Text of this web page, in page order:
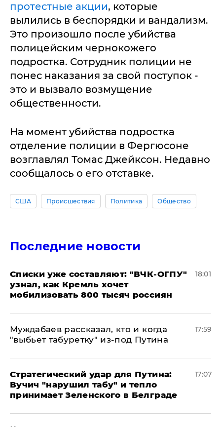
протестные акции, которые
вылились в беспорядки и вандализм.
Это произошло после убийства
полицейским чернокожего
подростка. Сотрудник полиции не
понес наказания за свой поступок -
это и вызвало возмущение
общественности.
На момент убийства подростка
отделение полиции в Фергюсоне
возглавлял Томас Джейксон. Недавно
сообщалось о его отставке.
США Происшествия Политика Общество
Последние новости
Списки уже составляют: "ВЧК-ОГПУ"
узнал, как Кремль хочет
мобилизовать 800 тысяч россиян
18:01
Муждабаев рассказал, кто и когда
"выбьет табуретку" из-под Путина
17:59
Стратегический удар для Путина:
Вучич "нарушил табу" и тепло
принимает Зеленского в Белграде
17:07